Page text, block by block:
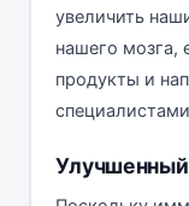
увеличить
нашего мозга,
продукты и